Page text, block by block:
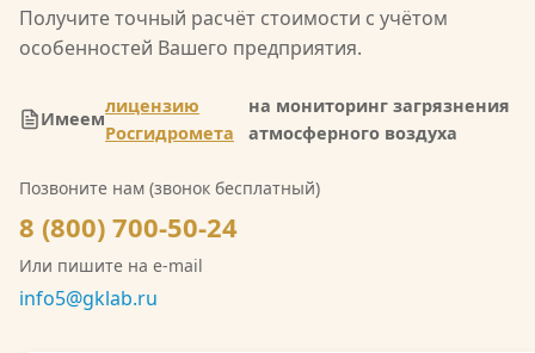
серы, пыли) и оформляется протокол.
Получите точный расчёт стоимости с учётом
особенностей Вашего предприятия.
Имеем
лицензию
Росгидромета
на мониторинг загрязнения
атмосферного воздуха
Позвоните нам (звонок бесплатный)
8 (800) 700-50-24
Или пишите на e-mail
info5@gklab.ru